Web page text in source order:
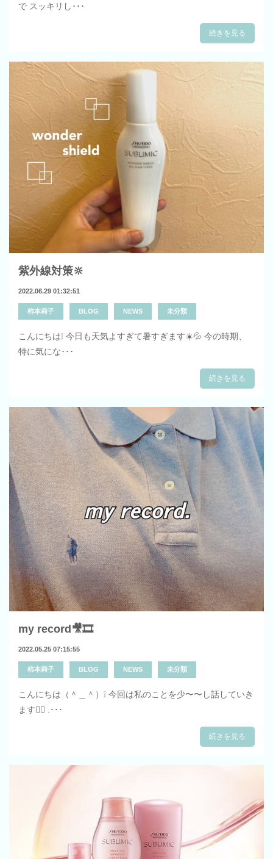
で スッキリし･･･
続きを見る
紫外線対策🔆
2022.06.29 01:32:51
柿本莉子 BLOG NEWS 未分類
こんにちは❕ 今日も天気よすぎて暑すぎます☀️💦 今の時期、
特に気にな･･･
続きを見る
my record🎥🎞
2022.05.25 07:15:55
柿本莉子 BLOG NEWS 未分類
こんにちは（＾＿＾）❕ 今回は私のことを少〜〜し話していき
ます☝🏼 .･･･
続きを見る